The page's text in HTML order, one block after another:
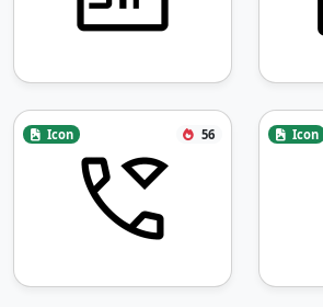
Icon 56 Icon